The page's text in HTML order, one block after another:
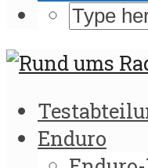
Enduro